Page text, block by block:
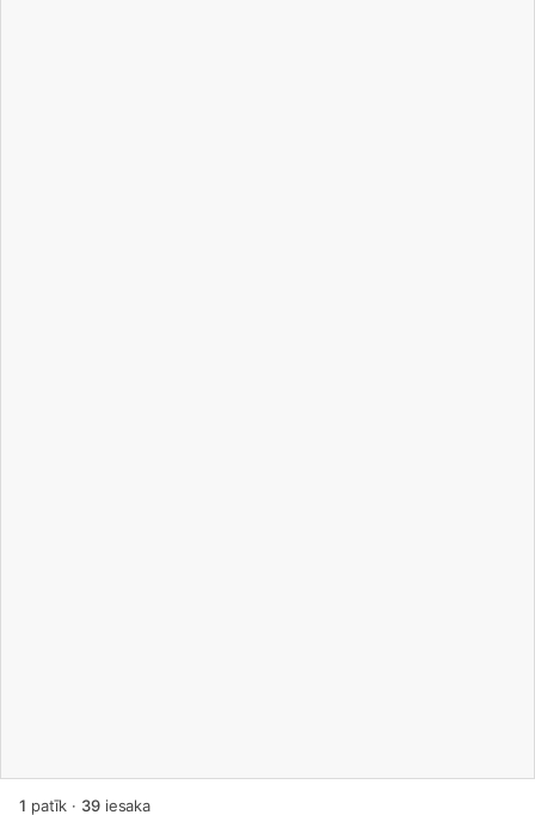
1 patīk · 39iesaka